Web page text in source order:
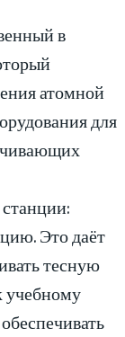
в
атомной
для
Это даёт
тесную
учебному